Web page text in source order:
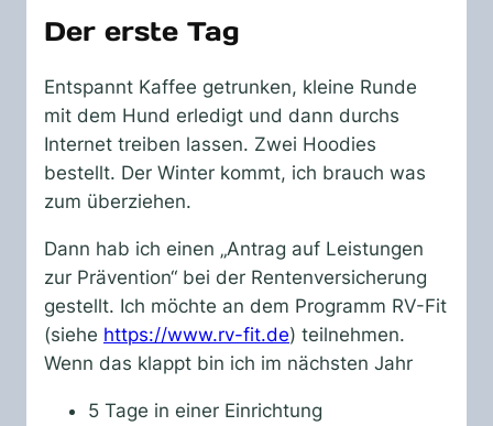
Der erste Tag
Entspannt Kaffee getrunken, kleine Runde
mit dem Hund erledigt und dann durchs
Internet treiben lassen. Zwei Hoodies
bestellt. Der Winter kommt, ich brauch was
zum überziehen.
Dann hab ich einen „Antrag auf Leistungen
zur Prävention“ bei der Rentenversicherung
gestellt. Ich möchte an dem Programm RV-Fit
(siehe https://www.rv-fit.de) teilnehmen.
Wenn das klappt bin ich im nächsten Jahr
5 Tage in einer Einrichtung